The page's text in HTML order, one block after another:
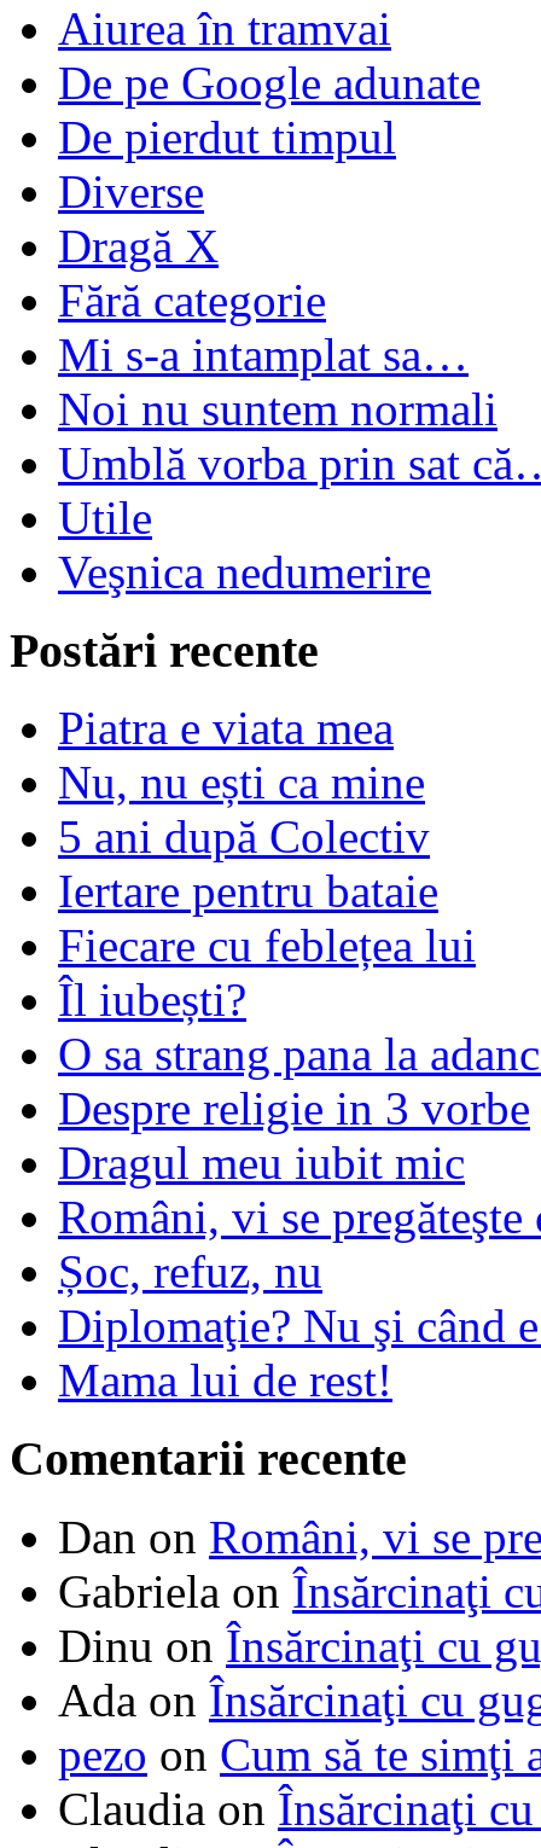
Aiurea în tramvai
De pe Google adunate
De pierdut timpul
Diverse
Dragă X
Fără categorie
Mi s-a intamplat sa…
Noi nu suntem normali
Umblă vorba prin sat
Utile
Veşnica nedumerire
Postări recente
Piatra e viata mea
Nu, nu ești ca mine
5 ani după Colectiv
Iertare pentru bataie
Fiecare cu feblețea lui
Îl iubești?
O sa strang pana la
Despre religie in 3 vorbe
Dragul meu iubit mic
Români, vi se pregăteşte
Șoc, refuz, nu
Diplomaţie? Nu şi când
Mama lui de rest!
Comentarii recente
Dan on Români, vi se
Gabriela on Însărcinaţi
Dinu on Însărcinaţi cu
Ada on Însărcinaţi cu
pezo on Cum să te simţi
Claudia on Însărcinaţi